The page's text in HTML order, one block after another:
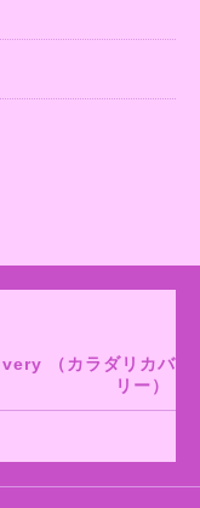
（カラダリカバ
リー）